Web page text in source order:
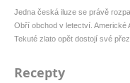
Jedna česká iluze se právě
Obří obchod v letectví. Americké
Tekuté zlato opět dostojí své
Recepty